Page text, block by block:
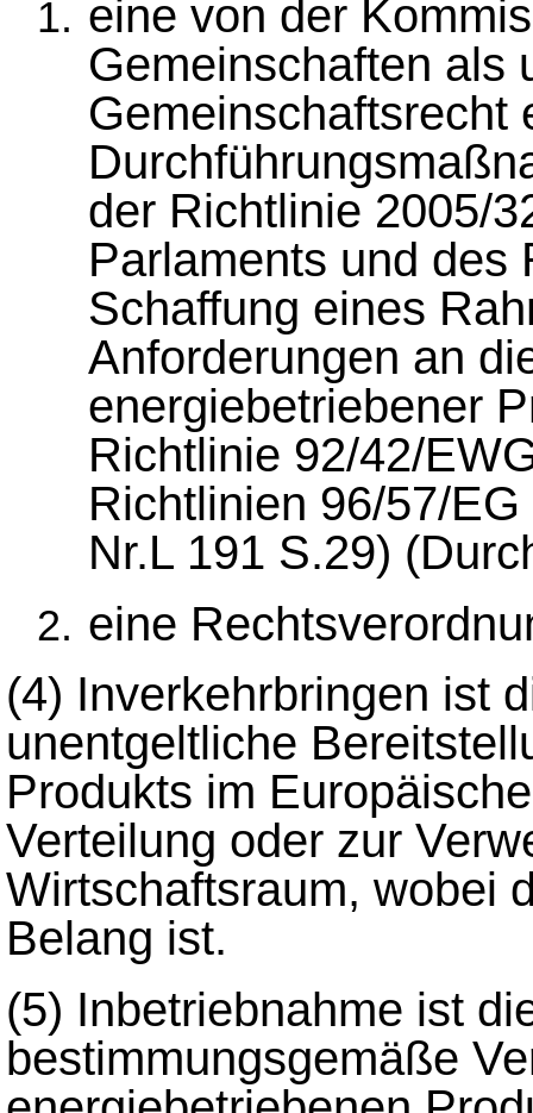
eine von der
Gemeinschaften als
Gemeinschaftsrecht
der Richtlinie 2005/
Parlaments und des
Schaffung eines
Anforderungen an
energiebetriebener
Richtlinie 92/42/
Richtlinien 96/57/
Nr.L 191 S.29)
eine
(4) Inverkehrbringen ist
unentgeltliche
Produkts im
Verteilung oder zur
Wirtschaftsraum, wobei
Belang ist.
(5) Inbetriebnahme ist
bestimmungsgemäße